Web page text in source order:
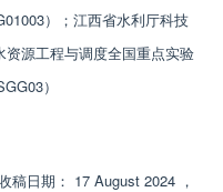
）；江西省水利厅科技
源工程与调度全国重点实验
）
稿日期： 17 August 2024 ，